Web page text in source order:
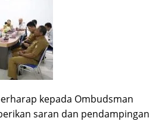
kepada Ombudsman
saran dan pendampingan